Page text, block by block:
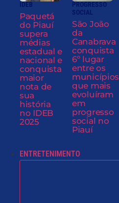
IDEB
Paquetá
do Piauí
supera
médias
estadual e
nacional e
conquista
maior
nota de
sua
história
no IDEB
2025
PROGRESSO
SOCIAL
São João
da
Canabrava
conquista
6º lugar
entre os
municípios
que mais
evoluíram
em
progresso
social no
Piauí
ENTRETENIMENTO